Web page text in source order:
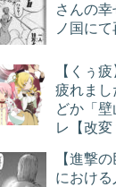
さんの
ノ国にて
【くぅ
疲れまし
どか「
レ【改変
【進撃
におけ